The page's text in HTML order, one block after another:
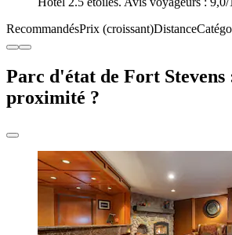
RecommandésPrix (croissant)Distance
Parc d'état de Fort Stevens
proximité ?